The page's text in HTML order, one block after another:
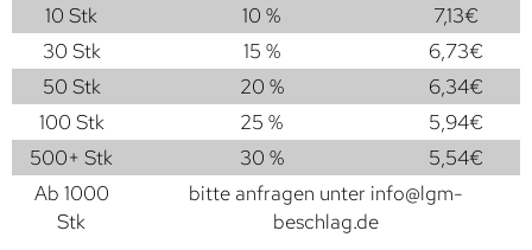
10 Stk
10 % 7,13€
30 Stk
15 % 6,73€
50 Stk
20 % 6,34€
100 Stk
25 % 5,94€
500+ Stk
30 % 5,54€
Ab 1000
Stk
bitte anfragen unter info@lgm-
beschlag.de